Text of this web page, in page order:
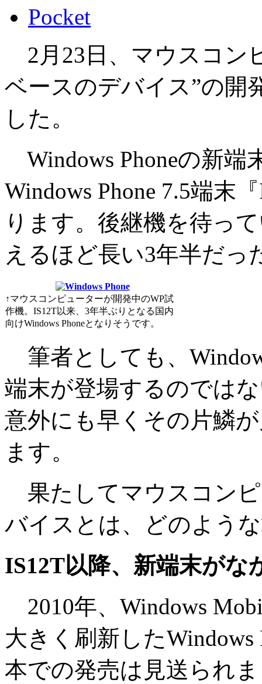
Pocket
2月23日、マウスコン
ベースのデバイス”の開
した。
Windows Phoneの新端
Windows Phone 7.5端末
ります。後継機を待っ
えるほど長い3年半だ
↑マウスコンピューターが開発中のWP試
作機。IS12T以来、3年半ぶりとなる国内
向けWindows Phoneとなりそうです。
筆者としても、
端末が登場するのでは
意外にも早くその片鱗
ます。
果たしてマウスコンピ
バイスとは、どのよう
IS12T以降、新端末がな
2010年、Windows
大きく刷新した
本での発売は見送られ